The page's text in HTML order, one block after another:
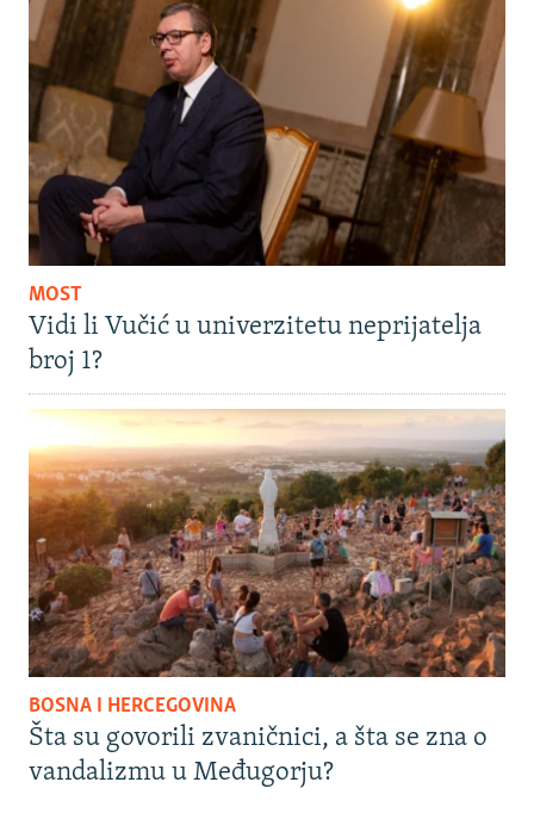
MOST
Vidi li Vučić u univerzitetu neprijatelja
broj 1?
BOSNA I HERCEGOVINA
Šta su govorili zvaničnici, a šta se zna o
vandalizmu u Međugorju?